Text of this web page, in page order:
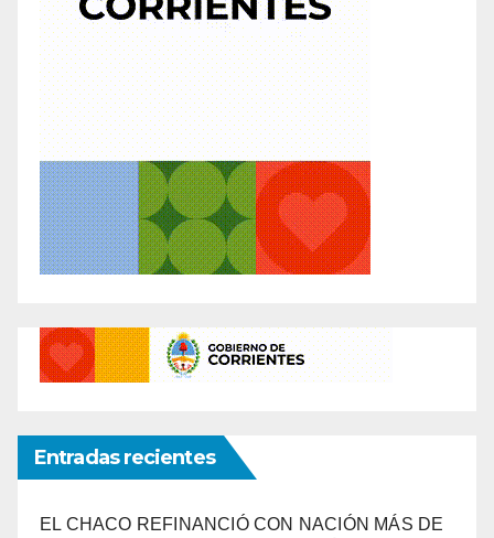
Entradas recientes
EL CHACO REFINANCIÓ CON NACIÓN MÁS DE